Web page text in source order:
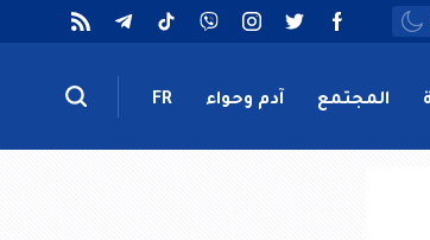
المجتمع آدم وحواء FR